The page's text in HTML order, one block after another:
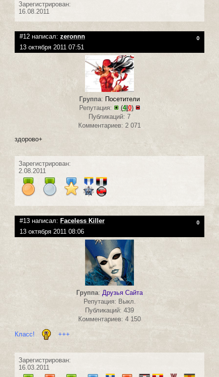
Зарегистрирован:
16.08.2011
#12 написал: zeronnn 0
13 октября 2011 07:51
Группа: Посетители
Репутация:
(4| 0)
Публикаций: 7
Комментариев: 2 071
здорово+
Зарегистрирован:
2.08.2011
#13 написал: Faceless Killer 0
13 октября 2011 08:06
Группа: Друзья Сайта
Репутация: Выкл.
Публикаций: 439
Комментариев: 4 150
Класс! +++
Зарегистрирован:
16.03.2011